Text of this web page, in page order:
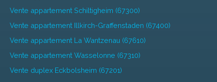
Vente appartement Schiltigheim (67300)
Vente appartement Illkirch-Graffenstaden (67400)
Vente appartement La Wantzenau (67610)
Vente appartement Wasselonne (67310)
Vente duplex Eckbolsheim (67201)